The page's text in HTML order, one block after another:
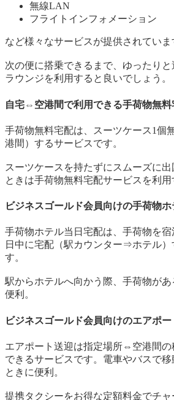
無線LAN
フライトインフォメーション
など様々なサービスが提供されていま
次の便に搭乗できるまで、ゆったり
ラウンジを利用すると良いでしょう。
自宅⇔空港間で利用できる手荷物無料
手荷物無料宅配は、スーツケース1個
港間）するサービスです。
スーツケースを持たずにスムーズに
ときは手荷物無料宅配サービスを利用
ビジネスゴールド会員向けの手荷物
手荷物ホテル当日宅配は、手荷物を
日中に宅配（駅カウンター⇒ホテル
す。
駅からホテルへ向かう際、手荷物が
便利。
ビジネスゴールド会員向けのエアポ
エアポート送迎は指定場所⇔空港間
できるサービスです。電車やバスで
ときに便利。
提携タクシーをお得な定額料金でチャ